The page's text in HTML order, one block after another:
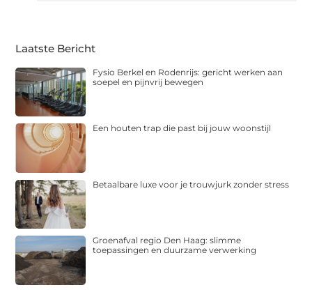
Laatste Bericht
Fysio Berkel en Rodenrijs: gericht werken aan
soepel en pijnvrij bewegen
Een houten trap die past bij jouw woonstijl
Betaalbare luxe voor je trouwjurk zonder stress
Groenafval regio Den Haag: slimme
toepassingen en duurzame verwerking